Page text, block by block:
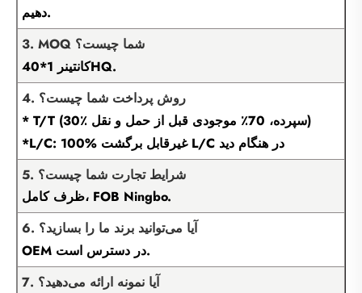
دهیم.
3. MOQ شما چیست؟
کانتینر 1*40HQ.
4. روش پرداخت شما چیست؟
* T/T (30٪ سپرده، 70٪ موجودی قبل از حمل و نقل)
*L/C: 100% غیرقابل برگشت L/C در هنگام دید
5. شرایط تجارت شما چیست؟
ظرف کامل، FOB Ningbo.
6. آیا می‌توانید برند ما را بسازید؟
OEM در دسترس است.
7. آیا نمونه ارائه می‌دهید؟